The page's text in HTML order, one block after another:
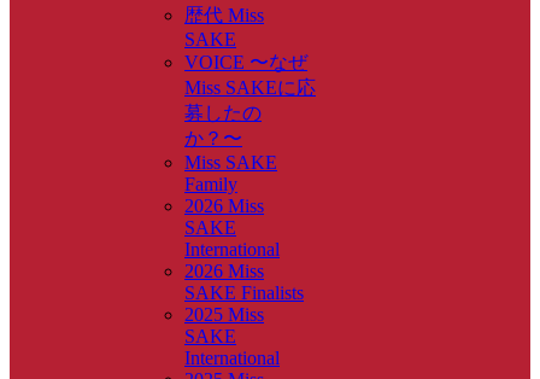
歴代 Miss
SAKE
VOICE 〜なぜ
Miss SAKEに応
募したの
か？〜
Miss SAKE
Family
2026 Miss
SAKE
International
2026 Miss
SAKE Finalists
2025 Miss
SAKE
International